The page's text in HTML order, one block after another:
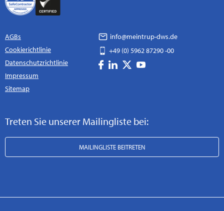
AGBs
Cookierichtlinie
Datenschutzrichtlinie
Impressum
Sitemap
info@meintrup-dws.de
+49 (0) 5962 87290 -00
Treten Sie unserer Mailingliste bei:
MAILINGLISTE BEITRETEN